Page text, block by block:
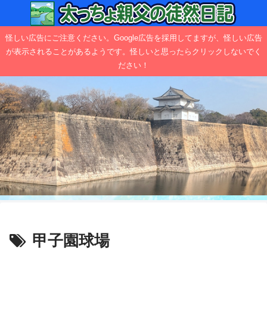
怪しい広告にご注意ください。Google広告を採用してますが、怪しい広告
が表示されることがあるようです。怪しいと思ったらクリックしないでく
ださい！
甲子園球場